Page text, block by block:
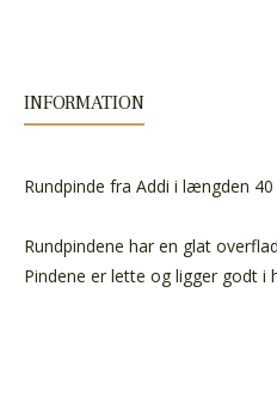
INFORMATION
Rundpinde fra Addi i længden 40
Rundpindene har en glat
Pindene er lette og ligger godt i